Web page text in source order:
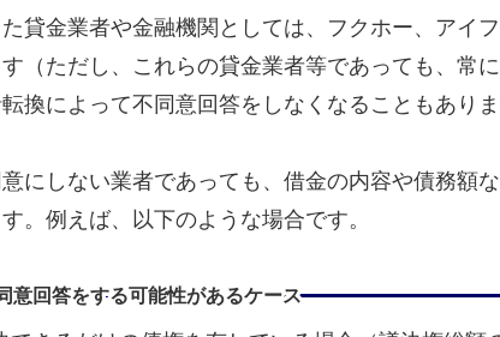
貸金業者や金融機関としては、フクホー、アイ
（ただし、これらの貸金業者等であっても、常
換によって不同意回答をしなくなることもありま
にしない業者であっても、借金の内容や債務額
。例えば、以下のような場合です。
意回答をする可能性があるケース